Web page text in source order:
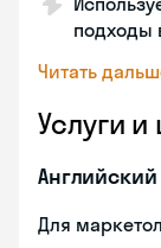
подходы
Читать
Услуги
Для